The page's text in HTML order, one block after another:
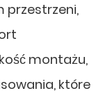
przestrzeni,
montażu,
które